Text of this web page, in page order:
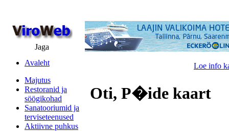
Jaga
Avaleht
Majutus
Restoranid ja
söögikohad
Sanatooriumid ja
terviseteenused
Aktiivne puhkus
Loe info
Oti, P�ide kaart